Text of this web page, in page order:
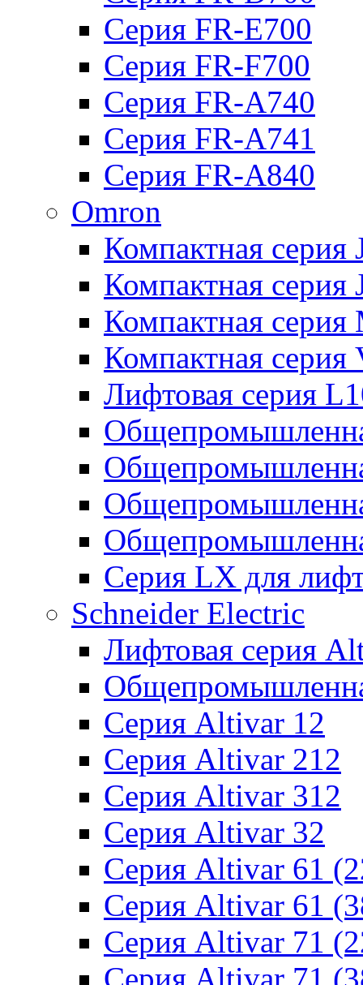
Серия FR-E700
Серия FR-F700
Серия FR-А740
Серия FR-А741
Серия FR-А840
Omron
Компактная серия
Компактная серия
Компактная серия
Компактная серия
Лифтовая серия
Серия LX для
Schneider Electric
Лифтовая серия
Серия Altivar 12
Серия Altivar 212
Серия Altivar 312
Серия Altivar 32
Серия Altivar 61
Серия Altivar 61
Серия Altivar 71
Серия Altivar 71